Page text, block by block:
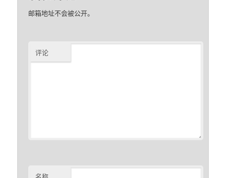
邮箱地址不会被公开。
评论